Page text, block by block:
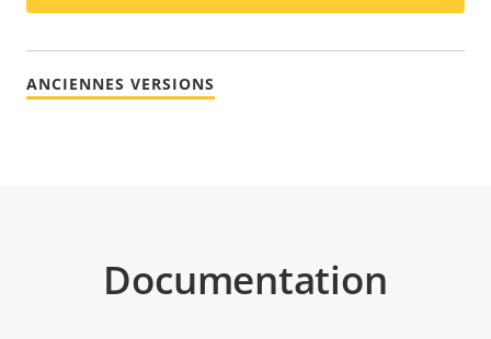
ANCIENNES VERSIONS
Documentation